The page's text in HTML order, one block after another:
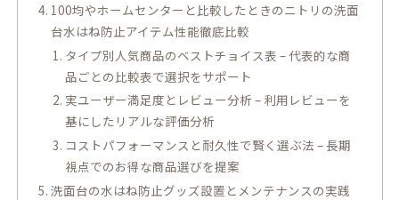
100均やホームセンターと比較したときのニトリの洗面
台水はね防止アイテム性能徹底比較
タイプ別人気商品のベストチョイス表 – 代表的な商
品ごとの比較表で選択をサポート
実ユーザー満足度とレビュー分析 – 利用レビューを
基にしたリアルな評価分析
コストパフォーマンスと耐久性で賢く選ぶ法 – 長期
視点でのお得な商品選びを提案
洗面台の水はね防止グッズ設置とメンテナンスの実践